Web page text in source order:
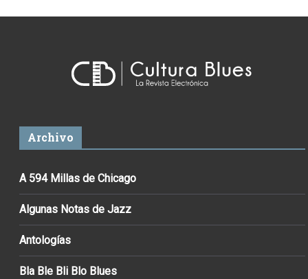
Archivo
A 594 Millas de Chicago
Algunas Notas de Jazz
Antologías
Bla Ble Bli Blo Blues